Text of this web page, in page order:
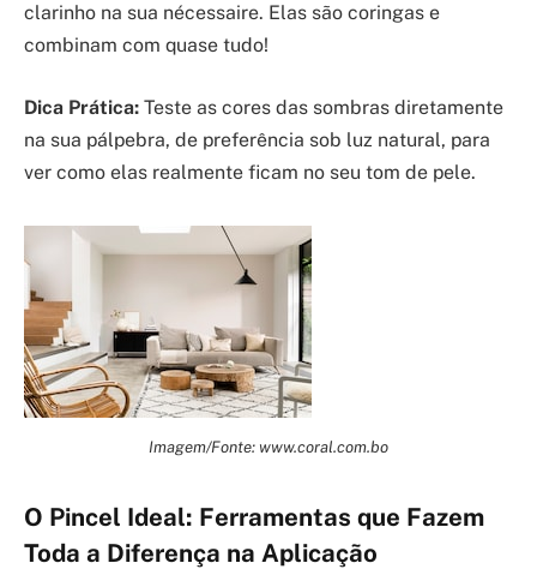
clarinho na sua nécessaire. Elas são coringas e
combinam com quase tudo!
Dica Prática: Teste as cores das sombras diretamente
na sua pálpebra, de preferência sob luz natural, para
ver como elas realmente ficam no seu tom de pele.
Imagem/Fonte: www.coral.com.bo
O Pincel Ideal: Ferramentas que Fazem
Toda a Diferença na Aplicação